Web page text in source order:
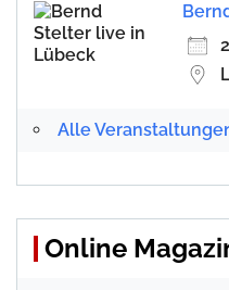
Alle
Online